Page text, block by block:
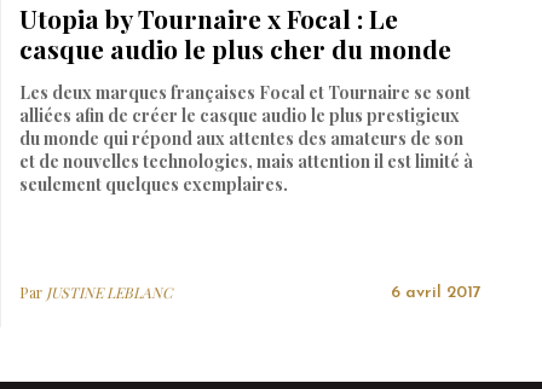
Utopia by Tournaire x Focal : Le
casque audio le plus cher du monde
Les deux marques françaises Focal et Tournaire se sont
alliées afin de créer le casque audio le plus prestigieux
du monde qui répond aux attentes des amateurs de son
et de nouvelles technologies, mais attention il est limité à
seulement quelques exemplaires.
Par JUSTINE LEBLANC 6 avril 2017